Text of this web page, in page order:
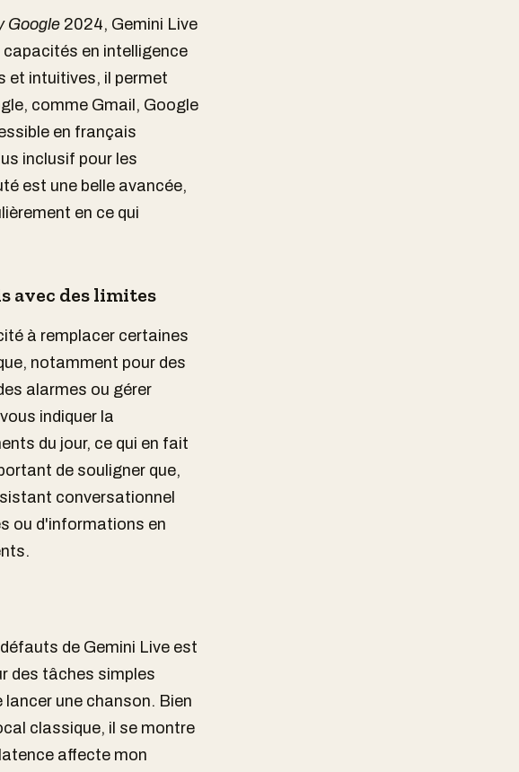
Google 2024, Gemini Live
en intelligence
et intuitives, il permet
comme Gmail, Google
en français
inclusif pour les
est une belle avancée,
en ce qui
avec des limites
à remplacer certaines
notamment pour des
alarmes ou gérer
indiquer la
du jour, ce qui en fait
de souligner que,
conversationnel
ou d'informations en
de Gemini Live est
des tâches simples
une chanson. Bien
classique, il se montre
affecte mon